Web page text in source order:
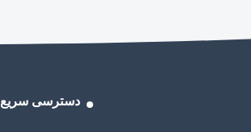
دسترسی سریع